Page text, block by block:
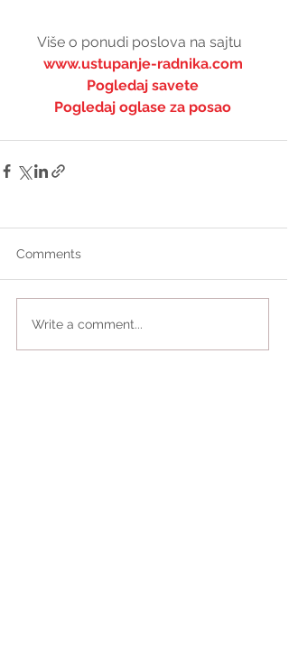
Više o ponudi poslova na sajtu
www.ustupanje-radnika.com
Pogledaj savete
Pogledaj oglase za posao
Comments
Write a comment...